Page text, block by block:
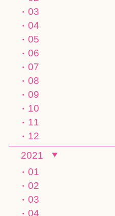
03
04
05
06
07
08
09
10
11
12
2021
01
02
03
04